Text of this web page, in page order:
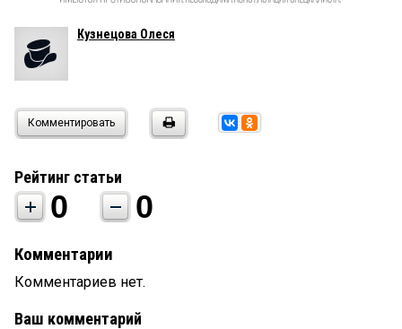
Кузнецова Олеся
Комментировать
Рейтинг статьи
0 0
Комментарии
Комментариев нет.
Ваш комментарий